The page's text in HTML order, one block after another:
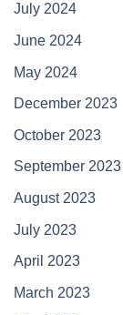
July 2024
June 2024
May 2024
December 2023
October 2023
September 2023
August 2023
July 2023
April 2023
March 2023